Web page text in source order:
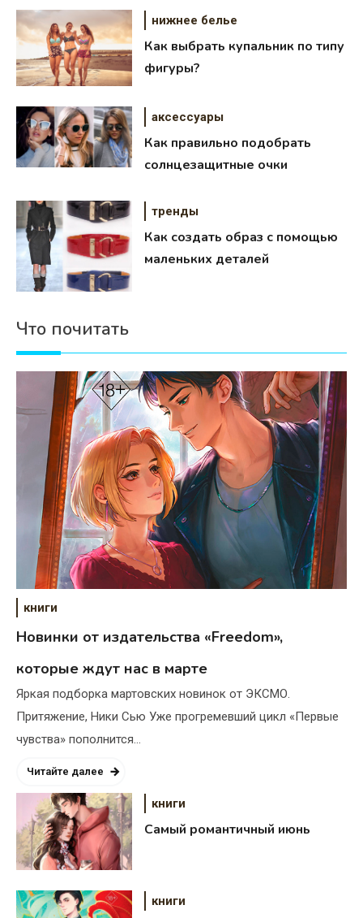
нижнее белье
Как выбрать купальник по типу
фигуры?
аксессуары
Как правильно подобрать
солнцезащитные очки
тренды
Как создать образ с помощью
маленьких деталей
Что почитать
книги
Новинки от издательства «Freedom»,
которые ждут нас в марте
Яркая подборка мартовских новинок от ЭКСМО.
Притяжение, Ники Сью Уже прогремевший цикл «Первые
чувства» пополнится…
Читайте далее
книги
Самый романтичный июнь
книги